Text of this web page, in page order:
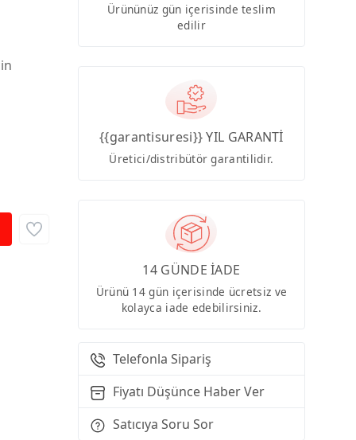
Ürününüz gün içerisinde teslim
edilir
{{garantisuresi}} YIL GARANTİ
Üretici/distribütör garantilidir.
14 GÜNDE İADE
Ürünü 14 gün içerisinde ücretsiz ve
kolayca iade edebilirsiniz.
Telefonla Sipariş
Fiyatı Düşünce Haber Ver
Satıcıya Soru Sor